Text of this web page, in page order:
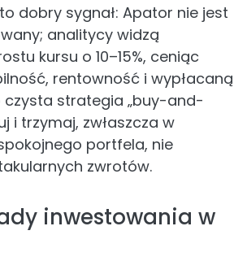
dobry sygnał: Apator nie jest
analitycy widzą
kursu o 10–15%, ceniąc
rentowność i wypłacaną
czysta strategia „buy-and-
i trzymaj, zwłaszcza w
portfela, nie
zwrotów.
inwestowania w